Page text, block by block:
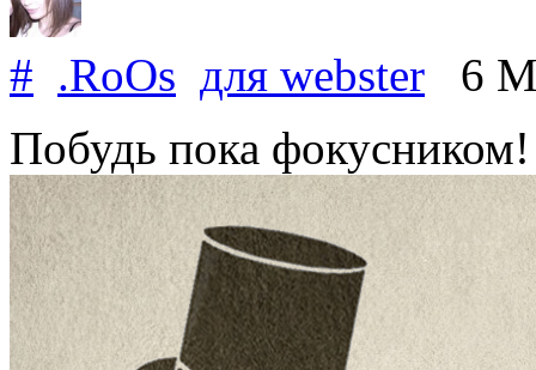
# .RoOs для webster 6
Побудь пока